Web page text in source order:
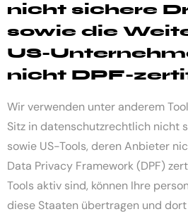
nicht sichere
sowie die
US-
nicht DPF-
Wir verwenden unter anderem
Sitz in datenschutzrechtlich nicht
sowie US-Tools, deren Anbieter
Data Privacy Framework (DPF)
Tools aktiv sind, können Ihre
diese Staaten übertragen und